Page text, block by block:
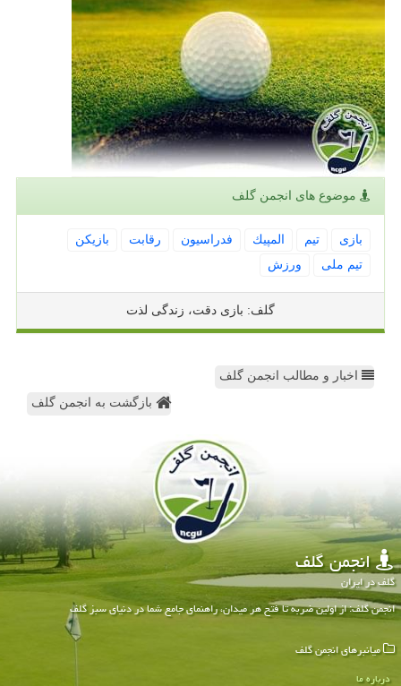
موضوع های انجمن گلف
بازی تیم المپیك فدراسیون رقابت
بازیكن
تیم ملی
ورزش
گلف: بازی دقت، زندگی لذت
اخبار و مطالب انجمن گلف
بازگشت به انجمن گلف
انجمن گلف
گلف در ایران
انجمن گلف: از اولین ضربه تا فتح هر میدان، راهنمای جامع شما در دنیای سبز گلف
میانبرهای انجمن گلف
درباره ما